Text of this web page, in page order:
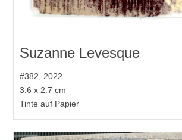
Suzanne Levesque
#382, 2022
3.6 x 2.7 cm
Tinte auf Papier